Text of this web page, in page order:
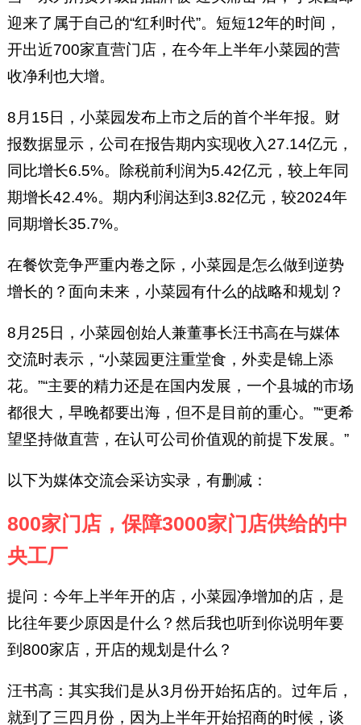
迎来了属于自己的“红利时代”。短短12年的时间，
开出近700家直营门店，在今年上半年小菜园的营
收净利也大增。
8月15日，小菜园发布上市之后的首个半年报。财
报数据显示，公司在报告期内实现收入27.14亿元，
同比增长6.5%。除税前利润为5.42亿元，较上年同
期增长42.4%。期内利润达到3.82亿元，较2024年
同期增长35.7%。
在餐饮竞争严重内卷之际，小菜园是怎么做到逆势
增长的？面向未来，小菜园有什么的战略和规划？
8月25日，小菜园创始人兼董事长汪书高在与媒体
交流时表示，“小菜园更注重堂食，外卖是锦上添
花。”“主要的精力还是在国内发展，一个县城的市场
都很大，早晚都要出海，但不是目前的重心。”“更希
望坚持做直营，在认可公司价值观的前提下发展。”
以下为媒体交流会采访实录，有删减：
800家门店，保障3000家门店供给的中
央工厂
提问：今年上半年开的店，小菜园净增加的店，是
比往年要少原因是什么？然后我也听到你说明年要
到800家店，开店的规划是什么？
汪书高：其实我们是从3月份开始拓店的。过年后，
就到了三四月份，因为上半年开始招商的时候，谈